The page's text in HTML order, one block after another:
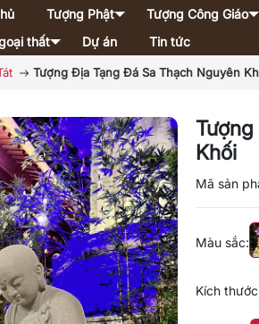
Tượng Phật Tượng Công Giáo
thất
Dự án Tin tức
Tượng Địa Tạng Đá Sa Thạch Nguyên
Khối
Mã sản
Kích
Màu sắc: